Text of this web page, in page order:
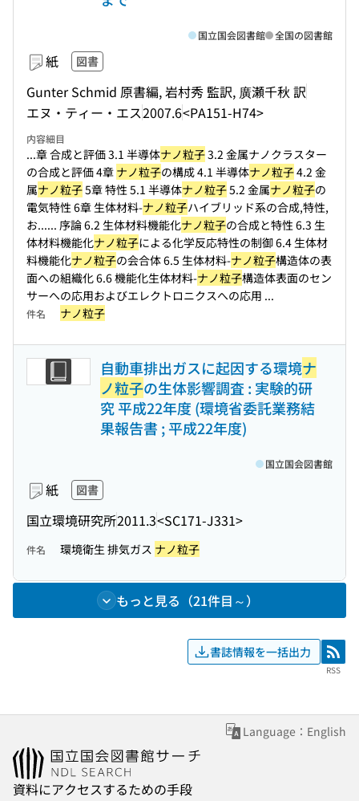
紙 図書
Gunter Schmid 原書編, 岩村秀 監訳, 廣瀬千秋 訳
エヌ・ティー・エス2007.6<PA151-H74>
国立国会図書館 全国の図書館
内容細目
...章 合成と評価 3.1 半導体ナノ粒子3.2 金属ナノクラスター
の合成と評価 4章 ナノ粒子の構成 4.1 半導体ナノ粒子4.2 金
属ナノ粒子5章 特性 5.1 半導体ナノ粒子5.2 金属ナノ粒子の
電気特性 6章 生体材料-ナノ粒子ハイブリッド系の合成,特性,
お...... 序論 6.2 生体材料機能化ナノ粒子の合成と特性 6.3 生
体材料機能化ナノ粒子による化学反応特性の制御 6.4 生体材
料機能化ナノ粒子の会合体 6.5 生体材料-ナノ粒子構造体の表
面への組織化 6.6 機能化生体材料-ナノ粒子構造体表面のセン
サーへの応用およびエレクトロニクスへの応用 ...
件名 ナノ粒子
自動車排出ガスに起因する環境ナ
ノ粒子の生体影響調査 : 実験的研
究 平成22年度 (環境省委託業務結
果報告書 ; 平成22年度)
紙 図書
国立環境研究所2011.3<SC171-J331>
国立国会図書館
件名 環境衛生 排気ガス ナノ粒子
もっと見る（21件目～）
書誌情報を一括出力 RSS
RSS
Language：English
資料にアクセスするための手段